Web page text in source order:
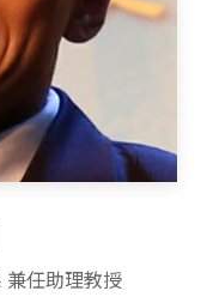
兼任助理教授